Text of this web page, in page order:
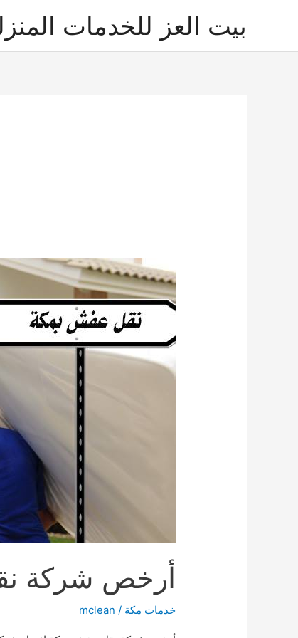
بيت العز للخدمات
أرخص شركة نقل
خدمات مكة /
mclean